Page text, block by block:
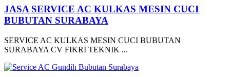
JASA SERVICE AC KULKAS MESIN CUCI
BUBUTAN SURABAYA
SERVICE AC KULKAS MESIN CUCI BUBUTAN
SURABAYA CV FIKRI TEKNIK ...